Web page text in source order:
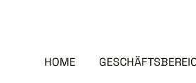
HOME